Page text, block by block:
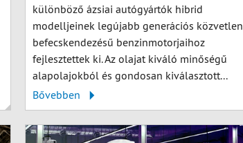
különböző ázsiai autógyártók hibrid
modelljeinek legújabb generációs közvetlen
befecskendezésű benzinmotorjaihoz
fejlesztettek ki. Az olajat kiváló minőségű
alapolajokból és gondosan kiválasztott...
Bővebben